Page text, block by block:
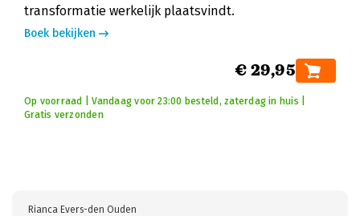
transformatie werkelijk plaatsvindt.
Boek bekijken
€ 29,95
Op voorraad | Vandaag voor 23:00 besteld, zaterdag in huis |
Gratis verzonden
Rianca Evers-den Ouden